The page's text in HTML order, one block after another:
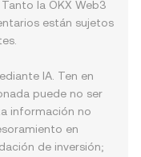
. Tanto la OKX Web3
están sujetos
IA. Ten en
puede no ser
información no
en
de inversión;